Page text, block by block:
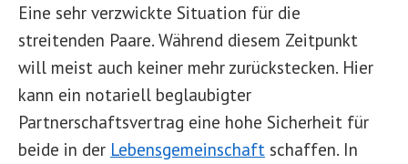
Eine sehr verzwickte Situation für die
streitenden Paare. Während diesem Zeitpunkt
will meist auch keiner mehr zurückstecken. Hier
kann ein notariell beglaubigter
Partnerschaftsvertrag eine hohe Sicherheit für
beide in der Lebensgemeinschaft schaffen. In